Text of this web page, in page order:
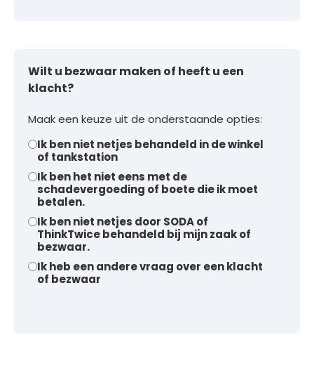
Wilt u bezwaar maken of heeft u een
klacht?
Maak een keuze uit de onderstaande opties:
Ik ben niet netjes behandeld in de winkel
of tankstation
Ik ben het niet eens met de
schadevergoeding of boete die ik moet
betalen.
Ik ben niet netjes door SODA of
ThinkTwice behandeld bij mijn zaak of
bezwaar.
Ik heb een andere vraag over een klacht
of bezwaar